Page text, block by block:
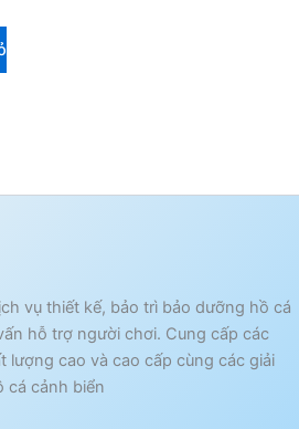
vụ thiết kế, bảo trì bảo dưỡng hồ cá
hỗ trợ người chơi. Cung cấp các
lượng cao và cao cấp cùng các giải
cá cảnh biển